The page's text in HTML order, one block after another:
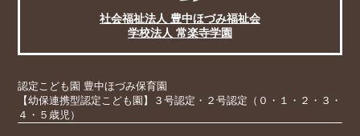
社会福祉法人 豊中ほづみ福祉会
学校法人 常楽寺学園
認定こども園 豊中ほづみ保育園
【幼保連携型認定こども園】３号認定・２号認定（０・１・２・３・
４・５歳児）